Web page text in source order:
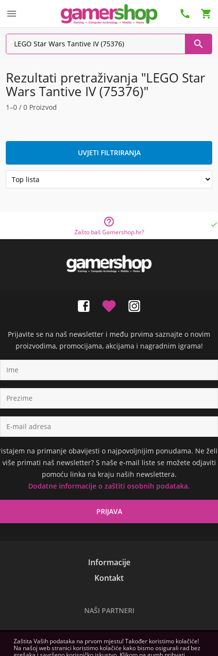
  

Rezultati pretraživanja "LEGO Star
Wars Tantive IV (75376)"
1–0 / 0 Proizvod
UVJETI FILTRIRANJA

Zašto baš Gamershop.hr?

Prijavite se na naš newsletter i među prvima saznajte o novim
proizvodima, promocijama, akcijama i nagradnim igrama!
na primanje obavijesti o najpovoljnijim ponudama. Ne
više primati naš newsletter? S naše e-mail liste se možete odjaviti
pomoću linka na kraju naših newslettera.
Dodatne informacije o zaštiti osobnih podataka.
Informacije
Kontakt
NAŠI PARTNERI
Slike na ovoj web stranici služe samo kao ilustracija. Tehničke
Zaštita Vaših podataka na prvom mjestu! Također koristimo kolačiće!
Na našoj web stranici koristimo kolačiće kako bismo osigurali rad bez